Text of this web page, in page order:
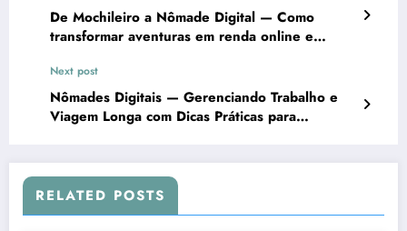
De Mochileiro a Nômade Digital — Como
transformar aventuras em renda online e
Next post
Nômades Digitais — Gerenciando Trabalho e
Viagem Longa com Dicas Práticas para
RELATED POSTS